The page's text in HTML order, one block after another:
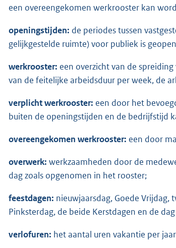
een overeengekomen werkrooster kan
openingstijden: de periodes tussen
gelijkgestelde ruimte) voor publiek is
werkrooster: een overzicht van de
van de feitelijke arbeidsduur per week, de
verplicht werkrooster: een door het
buiten de openingstijden en de bedrijfstijd
overeengekomen werkrooster: een door
overwerk: werkzaamheden door de
dag zoals opgenomen in het rooster;
feestdagen: nieuwjaarsdag, Goede Vrijdag,
Pinksterdag, de beide Kerstdagen en de
verlofuren: het aantal uren vakantie per